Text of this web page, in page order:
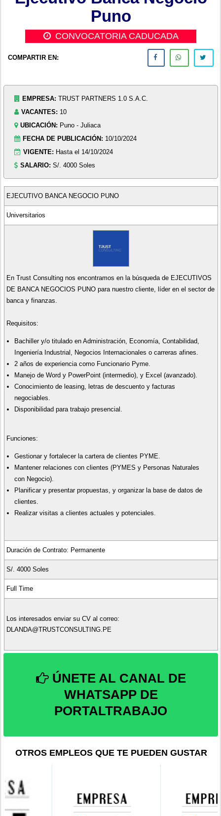
Puno
CONVOCATORIA CADUCADA
COMPARTIR EN:
EMPRESA: TRUST PARTNERS 1.0 S.A.C.
VACANTES: 10
UBICACIÓN: Puno - Juliaca
FECHA DE PUBLICACIÓN: 10/10/2024
VIGENTE: Hasta el 14/10/2024
SALARIO: S/. 4000 Soles
EJECUTIVO BANCA NEGOCIO PUNO
Universitarios
En Trust Consulting nos encontramos en la búsqueda de EJECUTIVOS
DE BANCA NEGOCIOS PUNO para nuestro cliente, líder en el sector de
banca y finanzas.
Requisitos:
Bachiller y/o titulado en Administración, Economía, Contabilidad,
Ingeniería Industrial, Negocios Internacionales o carreras afines.
2 años de experiencia como Funcionario Pyme.
Manejo de Word y PowerPoint (intermedio), y Excel (avanzado).
Conocimiento de leasing, letras de descuento y facturas
negociables.
Disponibilidad para trabajo presencial.
Funciones:
Gestionar y fortalecer la cartera de clientes PYME.
Mantener relaciones con clientes (PYMES y Personas Naturales
con Negocio).
Planificar y presentar propuestas, y organizar la base de datos de
clientes.
Realizar visitas a clientes actuales y potenciales.
Duración de Contrato: Permanente
S/. 4000 Soles
Full Time
Los interesados enviar su CV al correo:
DLANDA@TRUSTCONSULTING.PE
ÚNETE AL CANAL DE
WHATSAPP DE
PORTALTRABAJO
OTROS EMPLEOS QUE TE PUEDEN GUSTAR